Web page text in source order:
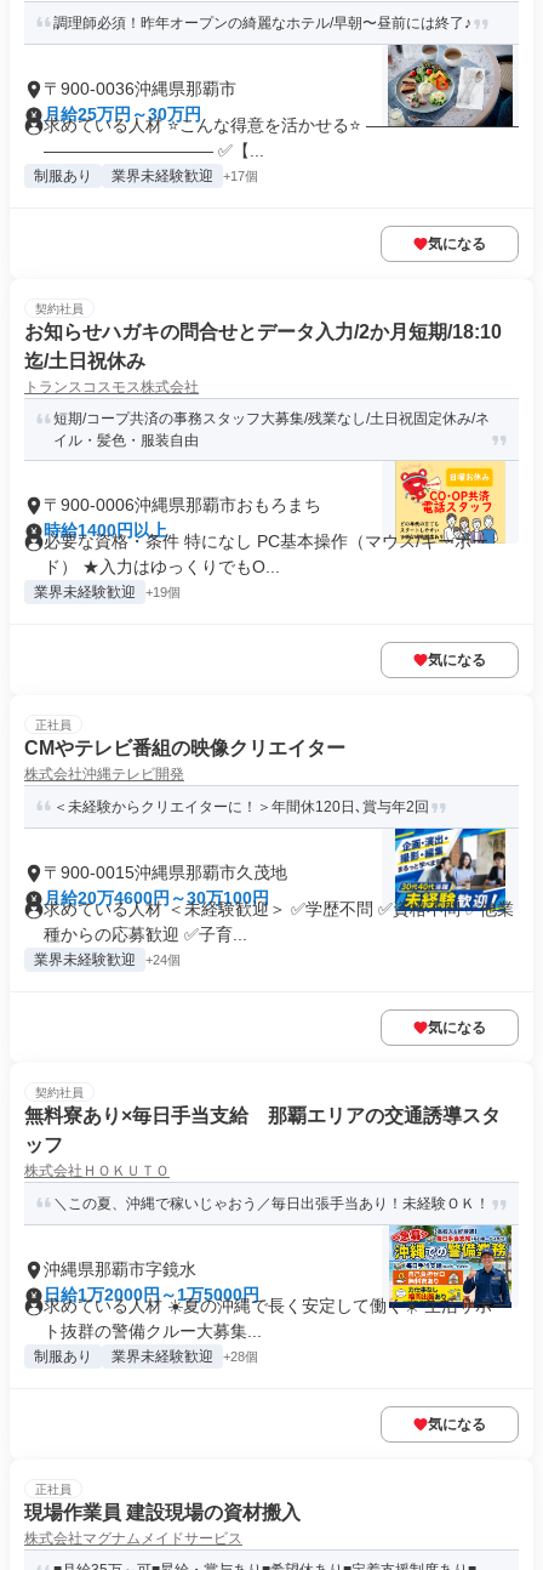
調理師必須！昨年オープンの綺麗なホテル/早朝〜昼前には終了♪
〒900-0036沖縄県那覇市
月給25万円～30万円
求めている人材 ⭐こんな得意を活かせる⭐ ―――――――――
―――――――――― ✅【...
制服あり 業界未経験歓迎 +17個
気になる
契約社員
お知らせハガキの問合せとデータ入力/2か月短期/18:10
迄/土日祝休み
トランスコスモス株式会社
短期/コープ共済の事務スタッフ大募集/残業なし/土日祝固定休み/ネ
イル・髪色・服装自由
〒900-0006沖縄県那覇市おもろまち
時給1400円以上
必要な資格・条件 特になし PC基本操作（マウス/キーボー
ド） ★入力はゆっくりでもO...
業界未経験歓迎 +19個
気になる
正社員
CMやテレビ番組の映像クリエイター
株式会社沖縄テレビ開発
＜未経験からクリエイターに！＞年間休120日､賞与年2回
〒900-0015沖縄県那覇市久茂地
月給20万4600円～30万100円
求めている人材 ＜未経験歓迎＞ ✅学歴不問 ✅資格不問 ✅他業
種からの応募歓迎 ✅子育...
業界未経験歓迎 +24個
気になる
契約社員
無料寮あり×毎日手当支給 那覇エリアの交通誘導スタ
ッフ
株式会社ＨＯＫＵＴＯ
＼この夏、沖縄で稼いじゃおう／毎日出張手当あり！未経験ＯＫ！
沖縄県那覇市字鏡水
日給1万2000円～1万5000円
求めている人材 ☀️夏の沖縄で長く安定して働く☀️ 生活サポー
ト抜群の警備クルー大募集...
制服あり 業界未経験歓迎 +28個
気になる
正社員
現場作業員 建設現場の資材搬入
株式会社マグナムメイドサービス